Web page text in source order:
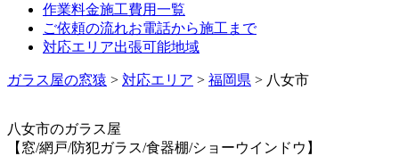
作業料金施工費用一覧
ご依頼の流れお電話から施工まで
対応エリア出張可能地域
ガラス屋の窓猿 > 対応エリア > 福岡県 > 八女市
八女市のガラス屋
【窓/網戸/防犯ガラス/食器棚/ショーウインドウ】